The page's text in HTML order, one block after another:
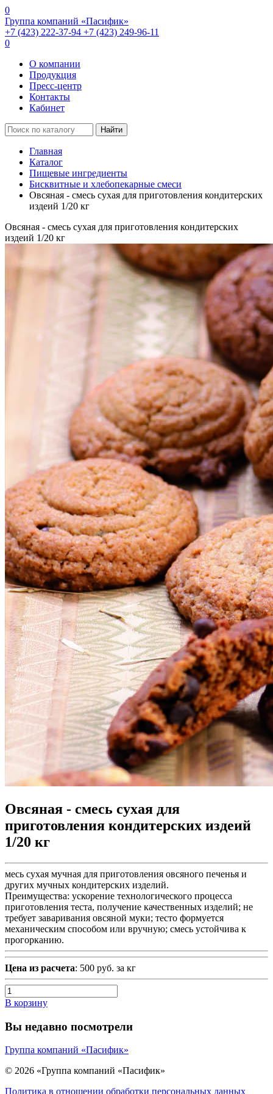
0
Группа компаний «Пасифик»
+7 (423) 222-37-94 +7 (423) 249-96-11
0
О компании
Продукция
Пресс-центр
Контакты
Кабинет
Найти
Главная
Каталог
Пищевые ингредиенты
Бисквитные и хлебопекарные смеси
Овсяная - смесь сухая для приготовления кондитерских
издеий 1/20 кг
Овсяная - смесь сухая для приготовления кондитерских
издеий 1/20 кг
Овсяная - смесь сухая для
приготовления кондитерских издеий
1/20 кг
месь сухая мучная для приготовления овсяного печенья и
других мучных кондитерских изделий.
Преимущества: ускорение технологического процесса
приготовления теста, получение качественных изделий; не
требует заваривания овсяной муки; тесто формуется
механическим способом или вручную; смесь устойчива к
прогорканию.
Цена из расчета: 500 руб. за кг
В корзину
Вы недавно посмотрели
Группа компаний «Пасифик»
© 2026 «Группа компаний «Пасифик»
Политика в отношении обработки персональных данных